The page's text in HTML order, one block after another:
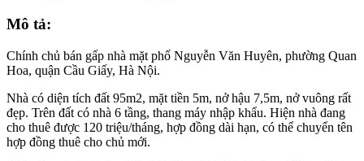
Mô tả:
Chính chủ bán gấp nhà mặt phố Nguyễn Văn Huyên, phường Quan
Hoa, quận Cầu Giấy, Hà Nội.
Nhà có diện tích đất 95m2, mặt tiền 5m, nở hậu 7,5m, nở vuông rất
đẹp. Trên đất có nhà 6 tầng, thang máy nhập khẩu. Hiện nhà đang
cho thuê được 120 triệu/tháng, hợp đồng dài hạn, có thể chuyển tên
hợp đồng thuê cho chủ mới.